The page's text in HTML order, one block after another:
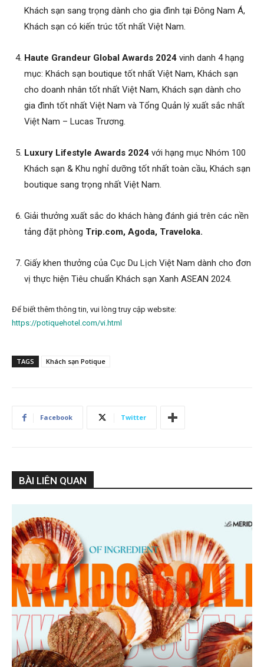
Khách sạn sang trọng dành cho gia đình tại Đông Nam Á,
Khách sạn có kiến trúc tốt nhất Việt Nam.
Haute Grandeur Global Awards 2024 vinh danh 4 hạng
mục: Khách sạn boutique tốt nhất Việt Nam, Khách sạn
cho doanh nhân tốt nhất Việt Nam, Khách sạn dành cho
gia đình tốt nhất Việt Nam và Tổng Quản lý xuất sắc nhất
Việt Nam – Lucas Trương.
Luxury Lifestyle Awards 2024 với hạng mục Nhóm 100
Khách sạn & Khu nghỉ dưỡng tốt nhất toàn cầu, Khách sạn
boutique sang trọng nhất Việt Nam.
Giải thưởng xuất sắc do khách hàng đánh giá trên các nền
tảng đặt phòng Trip.com, Agoda, Traveloka.
Giấy khen thưởng của Cục Du Lịch Việt Nam dành cho đơn
vị thực hiện Tiêu chuẩn Khách sạn Xanh ASEAN 2024.
Để biết thêm thông tin, vui lòng truy cập website:
https://potiquehotel.com/vi.html
TAGS Khách sạn Potique
Facebook Twitter
BÀI LIÊN QUAN